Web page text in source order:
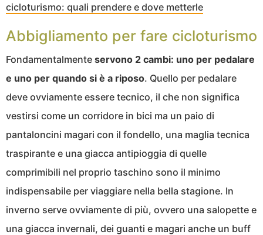
cicloturismo: quali prendere e dove metterle
Abbigliamento per fare cicloturismo
Fondamentalmente servono 2 cambi: uno per pedalare
e uno per quando si è a riposo. Quello per pedalare
deve ovviamente essere tecnico, il che non significa
vestirsi come un corridore in bici ma un paio di
pantaloncini magari con il fondello, una maglia tecnica
traspirante e una giacca antipioggia di quelle
comprimibili nel proprio taschino sono il minimo
indispensabile per viaggiare nella bella stagione. In
inverno serve ovviamente di più, ovvero una salopette e
una giacca invernali, dei guanti e magari anche un buff